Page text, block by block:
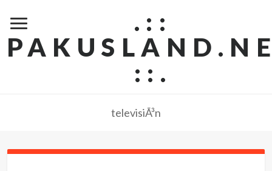
.::
::.
televisiÃ³n